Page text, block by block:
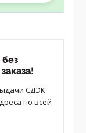
без
СДЭК
по всей